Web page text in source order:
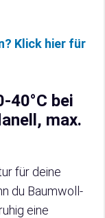
Klick hier für
40°C bei
max.
für deine
du Baumwoll-
eine